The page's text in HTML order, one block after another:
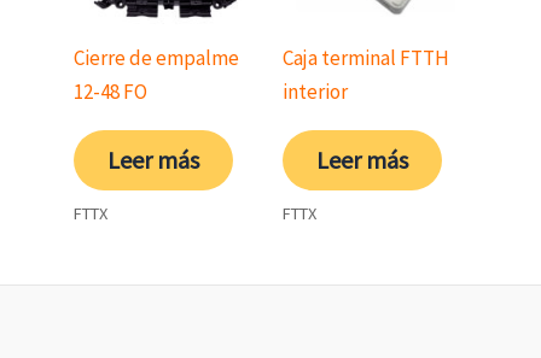
Cierre de empalme
12-48 FO
Leer más
FTTX
Caja terminal FTTH
interior
Leer más
FTTX